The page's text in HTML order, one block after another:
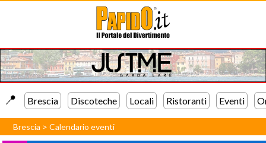
📍️ Brescia Discoteche Locali Ristoranti Eventi
Brescia >Calendario eventi